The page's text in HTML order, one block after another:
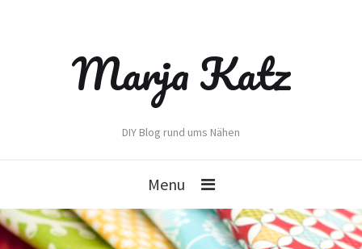
Marja Katz
DIY Blog rund ums Nähen
Menu